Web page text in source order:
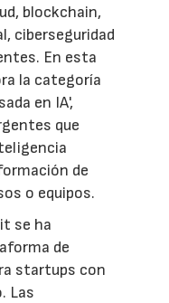
blockchain,
ciberseguridad
En esta
la categoría
en IA',
que
de
o equipos.
se ha
de
startups con
Las